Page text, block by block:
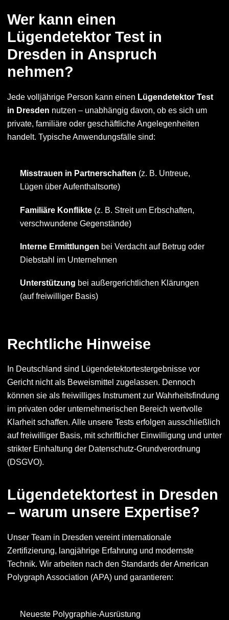
Wer kann einen
Lügendetektor Test in
Dresden in Anspruch
nehmen?
Jede volljährige Person kann einen Lügendetektor Test
in Dresden nutzen – unabhängig davon, ob es sich um
private, familiäre oder geschäftliche Angelegenheiten
handelt. Typische Anwendungsfälle sind:
Misstrauen in Partnerschaften (z. B. Untreue,
Lügen über Aufenthaltsorte)
Familiäre Konflikte (z. B. Streit um Erbschaften,
verschwundene Gegenstände)
Interne Ermittlungen bei Verdacht auf Betrug oder
Diebstahl im Unternehmen
Unterstützung bei außergerichtlichen Klärungen
(auf freiwilliger Basis)
Rechtliche Hinweise
In Deutschland sind Lügendetektortestergebnisse vor
Gericht nicht als Beweismittel zugelassen. Dennoch
können sie als freiwilliges Instrument zur Wahrheitsfindung
im privaten oder unternehmerischen Bereich wertvolle
Klarheit schaffen. Alle unsere Tests erfolgen ausschließlich
auf freiwilliger Basis, mit schriftlicher Einwilligung und unter
strikter Einhaltung der Datenschutz-Grundverordnung
(DSGVO).
Lügendetektortest in Dresden
– warum unsere Expertise?
Unser Team in Dresden vereint internationale
Zertifizierung, langjährige Erfahrung und modernste
Technik. Wir arbeiten nach den Standards der American
Polygraph Association (APA) und garantieren:
Neueste Polygraphie-Ausrüstung